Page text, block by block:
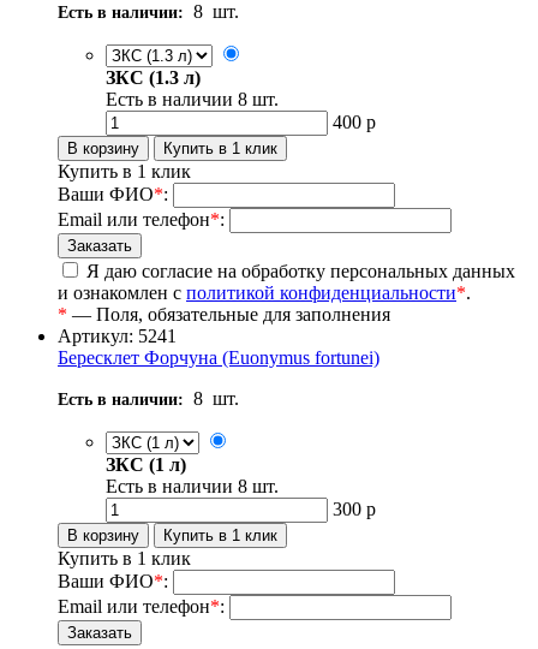
Есть в наличии: 8 шт.
ЗКС (1.3 л)
Есть в наличии 8 шт.
400 р
Купить в 1 клик
Ваши ФИО*:
Email или телефон*:
Я даю согласие на обработку персональных данных
и ознакомлен с политикой конфиденциальности*.
* — Поля, обязательные для заполнения
Артикул: 5241
Бересклет Форчуна (Euonymus fortunei)
Есть в наличии: 8 шт.
ЗКС (1 л)
Есть в наличии 8 шт.
300 р
Купить в 1 клик
Ваши ФИО*:
Email или телефон*: